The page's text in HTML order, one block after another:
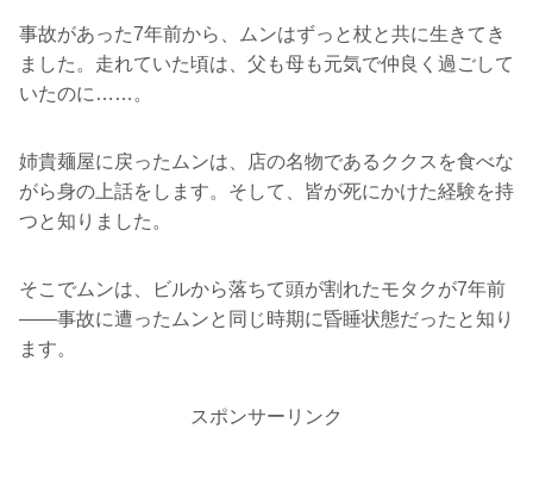
事故があった7年前から、ムンはずっと杖と共に生きてき
ました。走れていた頃は、父も母も元気で仲良く過ごして
いたのに……。
姉貴麺屋に戻ったムンは、店の名物であるククスを食べな
がら身の上話をします。そして、皆が死にかけた経験を持
つと知りました。
そこでムンは、ビルから落ちて頭が割れたモタクが7年前
――事故に遭ったムンと同じ時期に昏睡状態だったと知り
ます。
スポンサーリンク